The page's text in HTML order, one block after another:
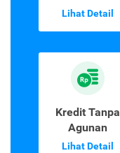
Lihat Detail
Kredit Tanpa
Agunan
Lihat Detail